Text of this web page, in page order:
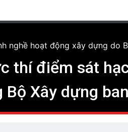
nghề hoạt động xây dựng do
thí điểm sát
Xây dựng